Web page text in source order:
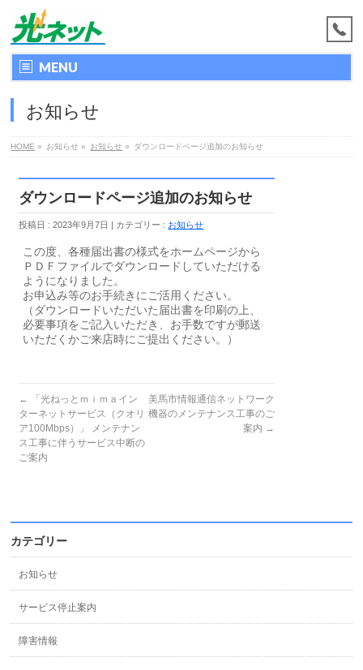
MENU
お知らせ
HOME » お知らせ » お知らせ » ダウンロードページ追加のお知らせ
ダウンロードページ追加のお知らせ
投稿日 : 2023年9月7日 カテゴリー : お知らせ
この度、各種届出書の様式をホームページから
ＰＤＦファイルでダウンロードしていただける
ようになりました。
お申込み等のお手続きにご活用ください。
（ダウンロードいただいた届出書を印刷の上、
必要事項をご記入いただき、お手数ですが郵送
いただくかご来店時にご提出ください。）
←
「光ねっとｍｉｍａイン
ターネットサービス（クオリ
ア100Mbps）」 メンテナン
ス工事に伴うサービス中断の
ご案内
美馬市情報通信ネットワーク
機器のメンテナンス工事のご
案内 →
カテゴリー
お知らせ
サービス停止案内
障害情報